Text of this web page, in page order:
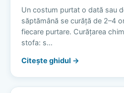
Un costum purtat o dată sau
săptămână se curăță de 2–4
fiecare purtare. Curățarea
stofa: s…
Citește ghidul →